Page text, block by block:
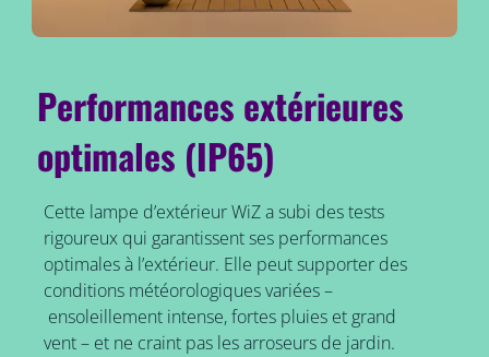
Performances extérieures
optimales (IP65)
Cette lampe d’extérieur WiZ a subi des tests
rigoureux qui garantissent ses performances
optimales à l’extérieur. Elle peut supporter des
conditions météorologiques variées –
ensoleillement intense, fortes pluies et grand
vent – et ne craint pas les arroseurs de jardin.